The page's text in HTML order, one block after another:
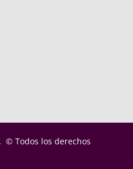
© Todos los derechos